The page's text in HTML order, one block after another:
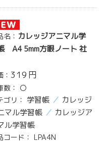
名： カレッジアニマル学
A4 5mm方眼ノート 社
319 円
数： 〇
ゴリ： 学習帳
カレッジ
マル学習帳
カレッジア
ル学習帳
コード： LPA4N